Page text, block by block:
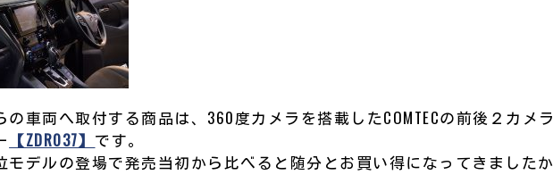
車両へ取付する商品は、360度カメラを搭載したCOMTECの前後２カメラ
【ZDR037】 です。
モデルの登場で発売当初から比べると随分とお買い得になってきましたか